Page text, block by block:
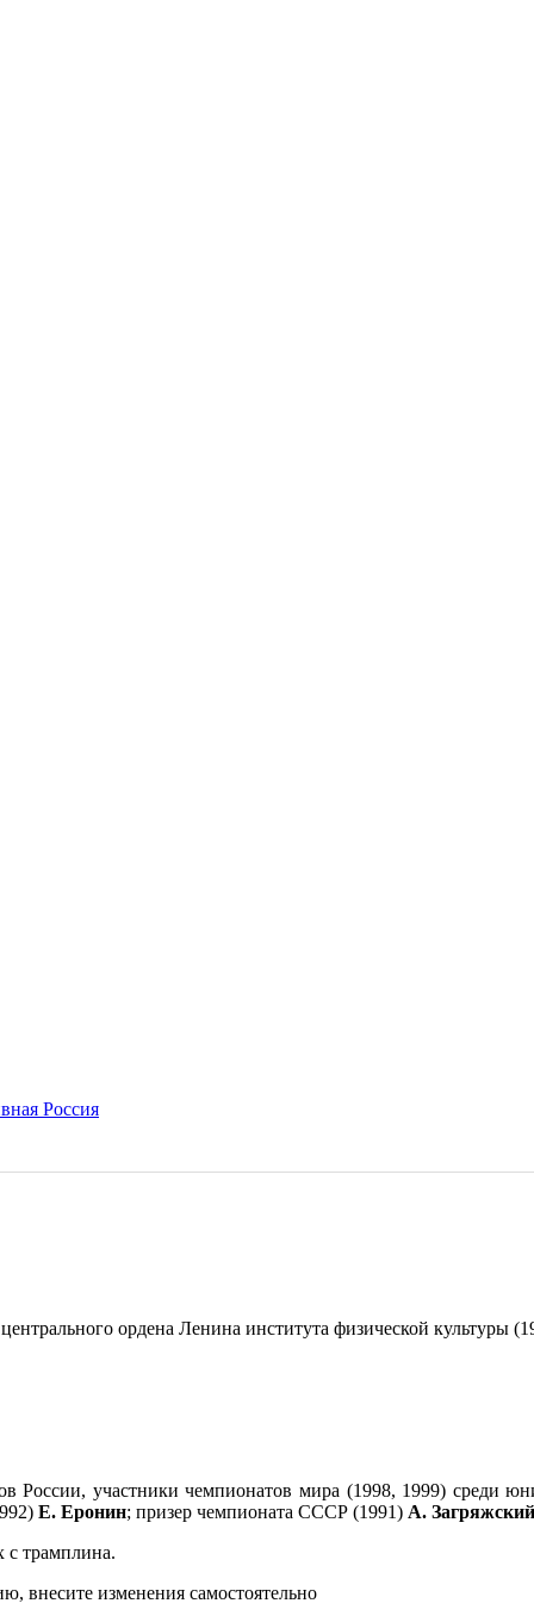
ордена Ленина института физической культуры
России, участники чемпионатов мира (1998, 1999) среди
Е. Еронин; призер чемпионата СССР (1991) А. Загряжский
трамплина.
изменения самостоятельно